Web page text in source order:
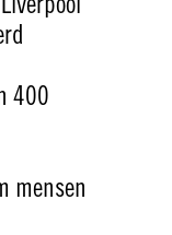
400
mensen